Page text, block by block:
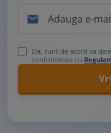

Da, sunt de acord ca
conformitate cu